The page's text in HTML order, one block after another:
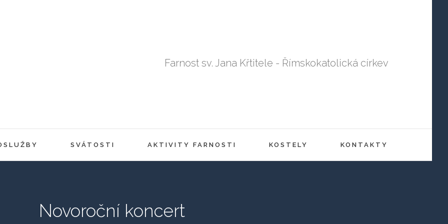
Farnost sv. Jana Křtitele - Římskokatolická církev
SVÁTOSTI AKTIVITY FARNOSTI KOSTELY KONTAKTY
Novoroční koncert